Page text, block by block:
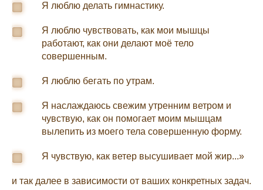
Я люблю делать гимнастику.
Я люблю чувствовать, как мои мышцы
работают, как они делают моё тело
совершенным.
Я люблю бегать по утрам.
Я наслаждаюсь свежим утренним ветром и
чувствую, как он помогает моим мышцам
вылепить из моего тела совершенную форму.
Я чувствую, как ветер высушивает мой жир...»
и так далее в зависимости от ваших конкретных задач.